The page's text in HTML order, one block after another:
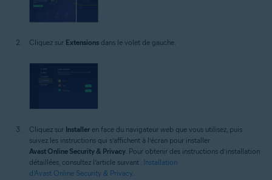
Cliquez sur Extensions dans le volet de gauche.
Cliquez sur Installer en face du navigateur web que vous utilisez, puis
suivez les instructions qui s’affichent à l’écran pour installer
Avast Online Security & Privacy . Pour obtenir des instructions d’installation
détaillées, consultez l’article suivant : Installation
d’Avast Online Security & Privacy